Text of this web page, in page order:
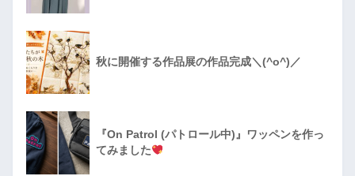
秋に開催する作品展の作品完成＼(^o^)／
『On Patrol (パトロール中)』ワッペンを作っ
てみました